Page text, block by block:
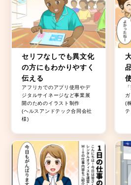
セリフなしでも異文化
の方にもわかりやすく
伝える
アフリカでのアプリ使用やデ
ジタルサイネージなど事業展
開のためのイラスト制作
(ヘルスアンドテック合同会社
様)
ガ
(